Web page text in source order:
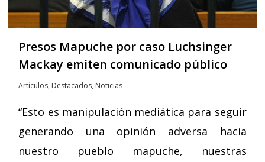
Presos Mapuche por caso Luchsinger
Mackay emiten comunicado público
Artículos, Destacados, Noticias
“Esto es manipulación mediática para seguir
generando una opinión adversa hacia
nuestro pueblo mapuche, nuestras